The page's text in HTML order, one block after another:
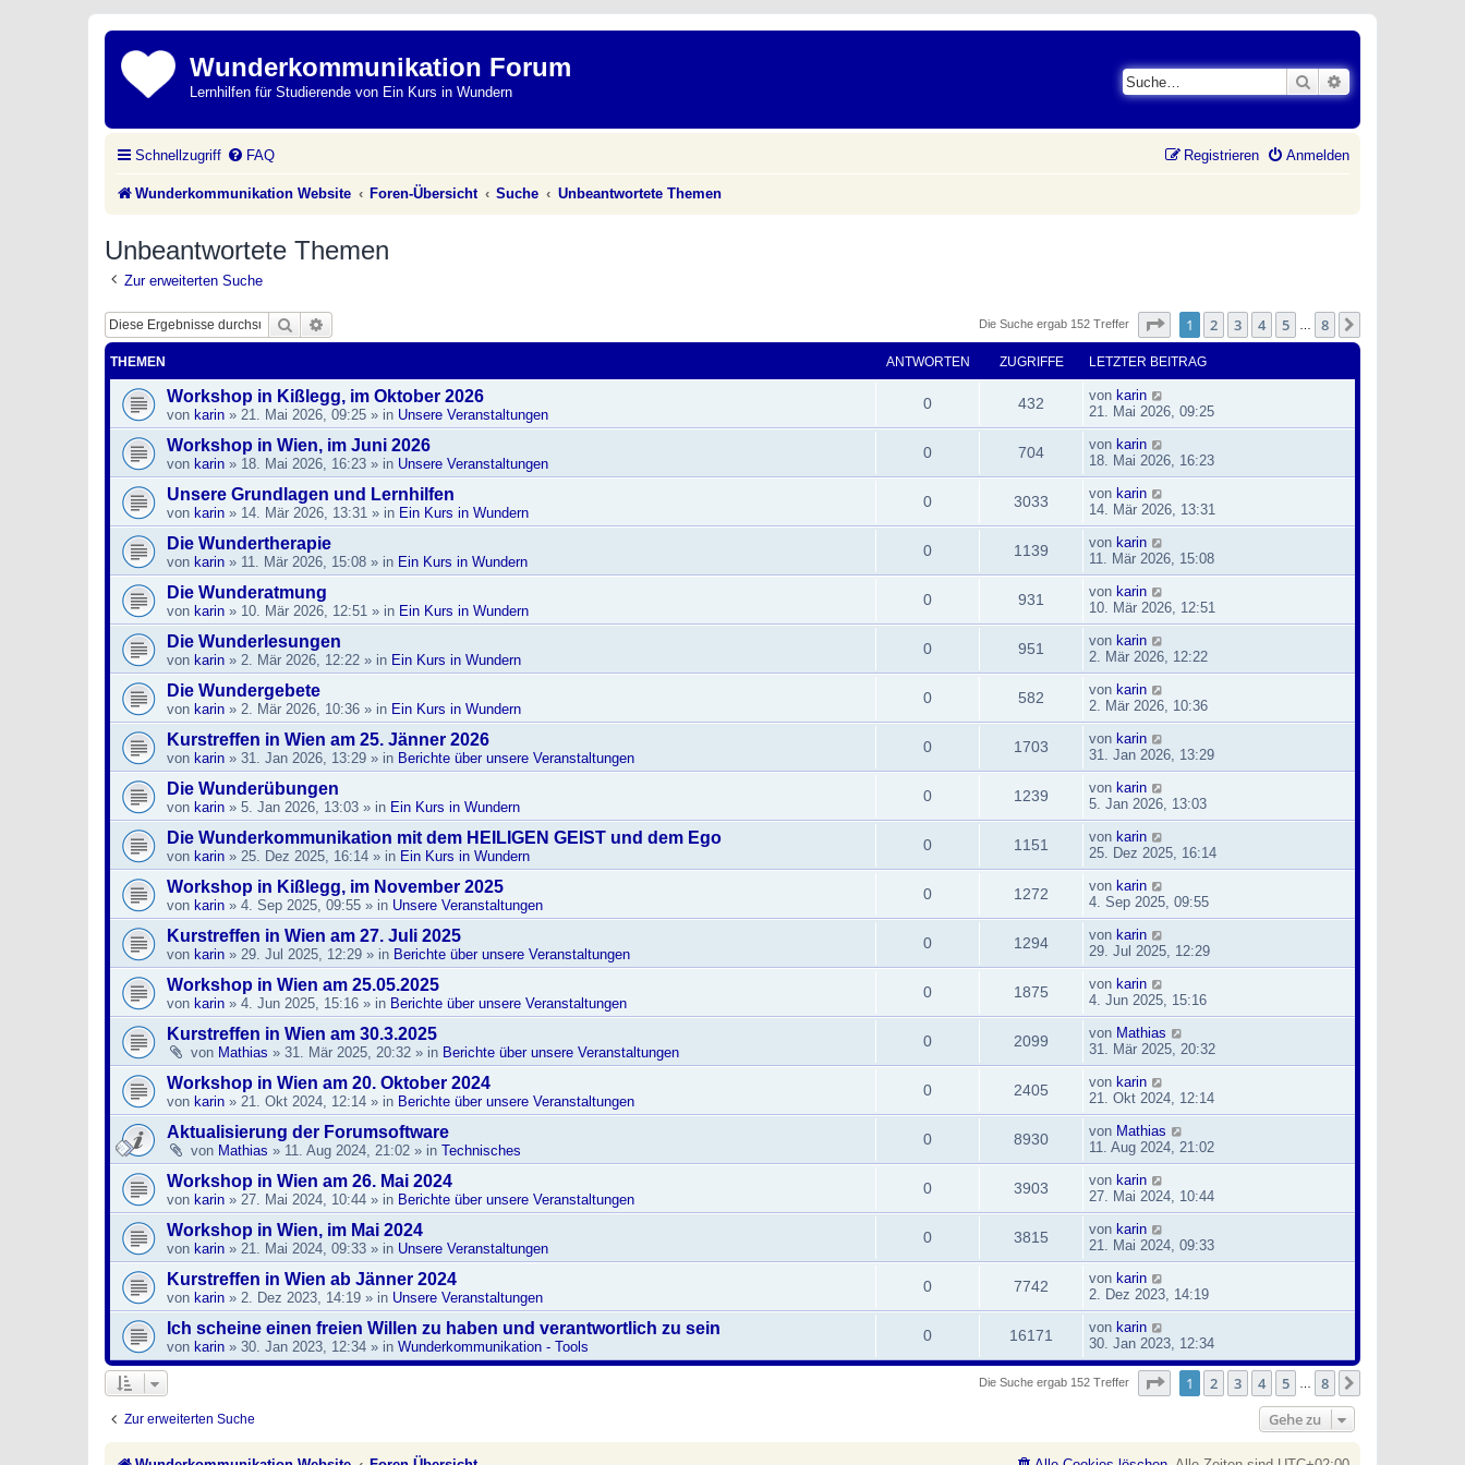
Wunderkommunikation Forum
Lernhilfen für Studierende von Ein Kurs in Wundern
Suche
Schnellzugriff FAQ Anmelden
Registrieren
Wunderkommunikation Website Foren-Übersicht Suche Unbeantwortete Themen
Unbeantwortete Themen
Zur erweiterten Suche
Suche Die Suche ergab 152 Treffer Seite von8
1 2 3 4 5 8
THEMEN ANTWORTEN ZUGRIFFE LETZTER BEITRAG
Workshop in Kißlegg, im Oktober 2026
von karin » 21. Mai 2026, 09:25 » in Unsere Veranstaltungen
0 432 von karin
21. Mai 2026, 09:25
Workshop in Wien, im Juni 2026
von karin » 18. Mai 2026, 16:23 » in Unsere Veranstaltungen
0 704 von karin
18. Mai 2026, 16:23
Unsere Grundlagen und Lernhilfen
von karin » 14. Mär 2026, 13:31 » in Ein Kurs in Wundern
0 3033 von karin
14. Mär 2026, 13:31
Die Wundertherapie
von karin » 11. Mär 2026, 15:08 » in Ein Kurs in Wundern
0 1139 von karin
11. Mär 2026, 15:08
Die Wunderatmung
von karin » 10. Mär 2026, 12:51 » in Ein Kurs in Wundern
0 931 von karin
10. Mär 2026, 12:51
Die Wunderlesungen
von karin » 2. Mär 2026, 12:22 » in Ein Kurs in Wundern
0 951 von karin
2. Mär 2026, 12:22
Die Wundergebete
von karin » 2. Mär 2026, 10:36 » in Ein Kurs in Wundern
0 582 von karin
2. Mär 2026, 10:36
Kurstreffen in Wien am 25. Jänner 2026
von karin » 31. Jan 2026, 13:29 » in Berichte über unsere Veranstaltungen
0 1703 von karin
31. Jan 2026, 13:29
Die Wunderübungen
von karin » 5. Jan 2026, 13:03 » in Ein Kurs in Wundern
0 1239 von karin
5. Jan 2026, 13:03
Die Wunderkommunikation mit dem HEILIGEN GEIST und dem Ego
von karin » 25. Dez 2025, 16:14 » in Ein Kurs in Wundern
0 1151 von karin
25. Dez 2025, 16:14
Workshop in Kißlegg, im November 2025
von karin » 4. Sep 2025, 09:55 » in Unsere Veranstaltungen
0 1272 von karin
4. Sep 2025, 09:55
Kurstreffen in Wien am 27. Juli 2025
von karin » 29. Jul 2025, 12:29 » in Berichte über unsere Veranstaltungen
0 1294 von karin
29. Jul 2025, 12:29
Workshop in Wien am 25.05.2025
von karin » 4. Jun 2025, 15:16 » in Berichte über unsere Veranstaltungen
0 1875 von karin
4. Jun 2025, 15:16
Kurstreffen in Wien am 30.3.2025
von Mathias » 31. Mär 2025, 20:32 » in Berichte über unsere Veranstaltungen
0 2099 von Mathias
31. Mär 2025, 20:32
Workshop in Wien am 20. Oktober 2024
von karin » 21. Okt 2024, 12:14 » in Berichte über unsere Veranstaltungen
0 2405 von karin
21. Okt 2024, 12:14
Aktualisierung der Forumsoftware
von Mathias » 11. Aug 2024, 21:02 » in Technisches
0 8930 von Mathias
11. Aug 2024, 21:02
Workshop in Wien am 26. Mai 2024
von karin » 27. Mai 2024, 10:44 » in Berichte über unsere Veranstaltungen
0 3903 von karin
27. Mai 2024, 10:44
Workshop in Wien, im Mai 2024
von karin » 21. Mai 2024, 09:33 » in Unsere Veranstaltungen
0 3815 von karin
21. Mai 2024, 09:33
Kurstreffen in Wien ab Jänner 2024
von karin » 2. Dez 2023, 14:19 » in Unsere Veranstaltungen
0 7742 von karin
2. Dez 2023, 14:19
Ich scheine einen freien Willen zu haben und verantwortlich zu sein
von karin » 30. Jan 2023, 12:34 » in Wunderkommunikation - Tools
0 16171 von karin
30. Jan 2023, 12:34
Die Suche ergab 152 Treffer Seite von8
1 2 3 4 5 8
Zur erweiterten Suche Gehe zu